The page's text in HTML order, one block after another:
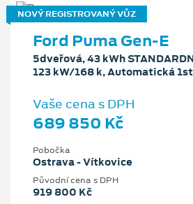
NOVÝ REGISTROVANÝ VŮZ
Ford Puma Gen-E
5dveřová, 43 kWh
123 kW/168 k, Automatická
Vaše cena s DPH
689 850 Kč
Pobočka
Ostrava - Vítkovice
Původní cena s DPH
919 800 Kč